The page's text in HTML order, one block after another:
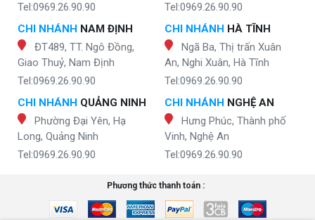
Tel:0969.26.90.90
CHI NHÁNH NAM ĐỊNH
ĐT489, TT. Ngô Đồng,
Giao Thuỷ, Nam Định
Tel:0969.26.90.90
CHI NHÁNH QUẢNG NINH
Phường Đại Yên, Hạ
Long, Quảng Ninh
Tel:0969.26.90.90
Tel:0969.26.90.90
CHI NHÁNH HÀ TĨNH
Ngã Ba, Thị trấn Xuân
An, Nghi Xuân, Hà Tĩnh
Tel:0969.26.90.90
CHI NHÁNH NGHỆ AN
Hưng Phúc, Thành phố
Vinh, Nghệ An
Tel:0969.26.90.90
Phương thức thanh toán :